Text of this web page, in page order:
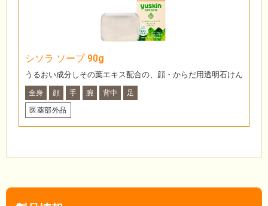
シソラ ソープ 90g
うるおい成分しその葉エキス配合の、顔・からだ用透明石けん
全身 顔 手 腕 背中 足
医薬部外品